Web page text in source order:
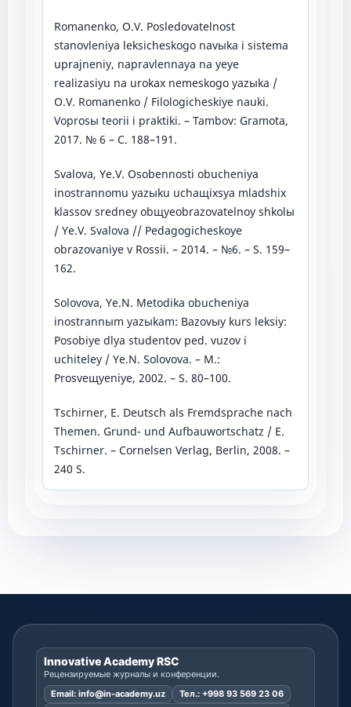
Romanenko, O.V. Posledovatelnost
stanovleniya leksicheskogo navыka i sistema
uprajneniy, napravlennaya na yeye
realizasiyu na urokax nemeskogo yazыka /
O.V. Romanenko / Filologicheskiye nauki.
Voprosы teorii i praktiki. – Tambov: Gramota,
2017. № 6 – C. 188–191.
Svalova, Ye.V. Osobennosti obucheniya
inostrannomu yazыku uchaщixsya mladshix
klassov sredney obщyeobrazovatelnoy shkolы
/ Ye.V. Svalova // Pedagogicheskoye
obrazovaniye v Rossii. – 2014. – №6. – S. 159–
162.
Solovova, Ye.N. Metodika obucheniya
inostrannыm yazыkam: Bazovыy kurs leksiy:
Posobiye dlya studentov ped. vuzov i
uchiteley / Ye.N. Solovova. – M.:
Prosveщyeniye, 2002. – S. 80–100.
Tschirner, E. Deutsch als Fremdsprache nach
Themen. Grund- und Aufbauwortschatz / E.
Tschirner. – Cornelsen Verlag, Berlin, 2008. –
240 S.
Innovative Academy RSC
Рецензируемые журналы и конференции.
Email: info@in-academy.uz Тел.: +998 93 569 23 06